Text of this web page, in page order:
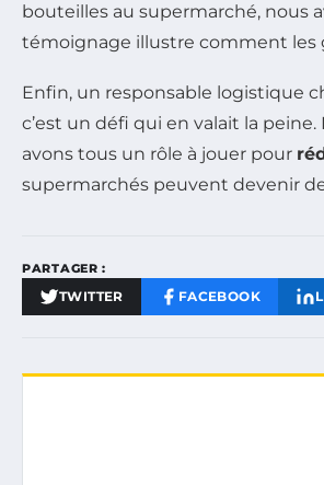
bouteilles au supermarché, nous
témoignage illustre comment les
Enfin, un responsable logistique
c’est un défi qui en valait la
avons tous un rôle à jouer pour
supermarchés peuvent devenir
PARTAGER :
TWITTER FACEBOOK